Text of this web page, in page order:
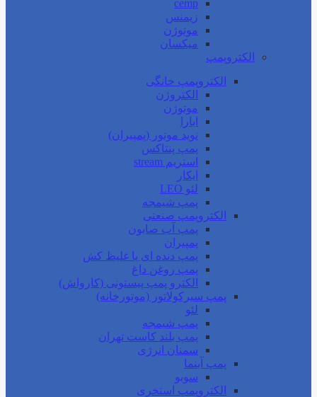
cemp
زیمنس
موتوژن
میکسان
الکتروپمپ
الکتروپمپ خانگی
الکتروژن
موتوژن
ابارا
نوید موتور (پمپیران)
پمپ پنتاکس
استریم stream
ایکار
لئو LEO
پمپ شیمجه
الکتروپمپ صنعتی
پمپ آب صابون
پمپیران
پمپ دنده ای یا غلیظ کش
پمپ روغن داغ
الکترو پمپ پیستونی (کارواش)
پمپ سیرکولاتور (موتورخانه)
لئو
پمپ شیمجه
پمپ بلند کاست تهران
سمنان انرژی
پمپ آبنما
سوبو
الکتروپمپ استخری